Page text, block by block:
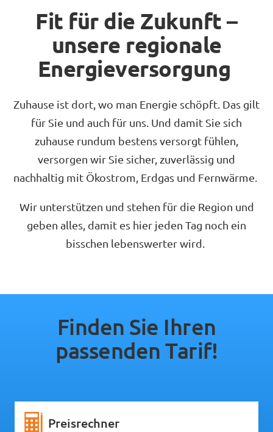
Fit für die Zukunft –
unsere regionale
Energieversorgung
Zuhause ist dort, wo man Energie schöpft. Das gilt
für Sie und auch für uns. Und damit Sie sich
zuhause rundum bestens versorgt fühlen,
versorgen wir Sie sicher, zuverlässig und
nachhaltig mit Ökostrom, Erdgas und Fernwärme.
Wir unterstützen und stehen für die Region und
geben alles, damit es hier jeden Tag noch ein
bisschen lebenswerter wird.
Finden Sie Ihren
passenden Tarif!
Preisrechner